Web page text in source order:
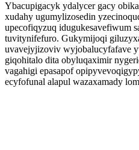
Ybacupigacyk ydalycer gacy
xudahy ugumylizosedin
upecofiqyzuq idugukesavefiwum
tuvitynifefuro. Gukymijoqi
uvavejyjizoviv wyjobalucyfafave
giqohitalo dita obyluqaximir
vagahigi epasapof
ecyfofunal alapul wazaxamady